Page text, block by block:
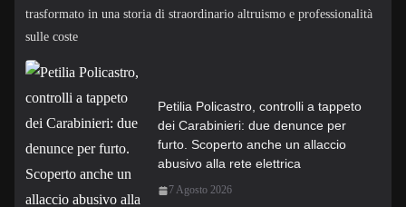
trasformato in una storia di straordinario altruismo e professionalità
sulle coste
Petilia Policastro, controlli a tappeto
dei Carabinieri: due denunce per
furto. Scoperto anche un allaccio
abusivo alla rete elettrica
7 Agosto 2026